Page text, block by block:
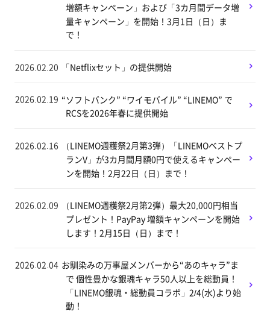
増額キャンペーン」および「3カ月間データ増
量キャンペーン」を開始！3月1日（日）ま
で！
2026.02.20 「Netflixセット」の提供開始
2026.02.19 “ソフトバンク” “ワイモバイル” “LINEMO” で
RCSを2026年春に提供開始
2026.02.16
（LINEMO週穫祭2月第3弾）「LINEMOベストプ
ランV」が3カ月間月額0円で使えるキャンペー
ンを開始！2月22日（日）まで！
2026.02.09
（LINEMO週穫祭2月第2弾）最大20,000円相当
プレゼント！PayPay 増額キャンペーンを開始
します！2月15日（日）まで！
2026.02.04 お馴染みの万事屋メンバーから“あのキャラ”ま
で 個性豊かな銀魂キャラ50人以上を総動員！
「LINEMO銀魂・総動員コラボ」2/4(水)より始
動！